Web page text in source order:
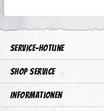
Service-Hotline
Shop Service
Informationen